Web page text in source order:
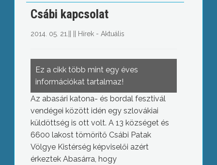
Csábi kapcsolat
2014. 05. 21. Hírek - Aktuális
Ez a cikk több mint egy éves
információkat tartalmaz!
Az abasári katona- és bordal fesztivál
vendégei között idén egy szlovákiai
küldöttség is ott volt. A 13 községet és
6600 lakost tömörítő Csábi Patak
Völgye Kistérség képviselői azért
érkeztek Abasárra, hogy